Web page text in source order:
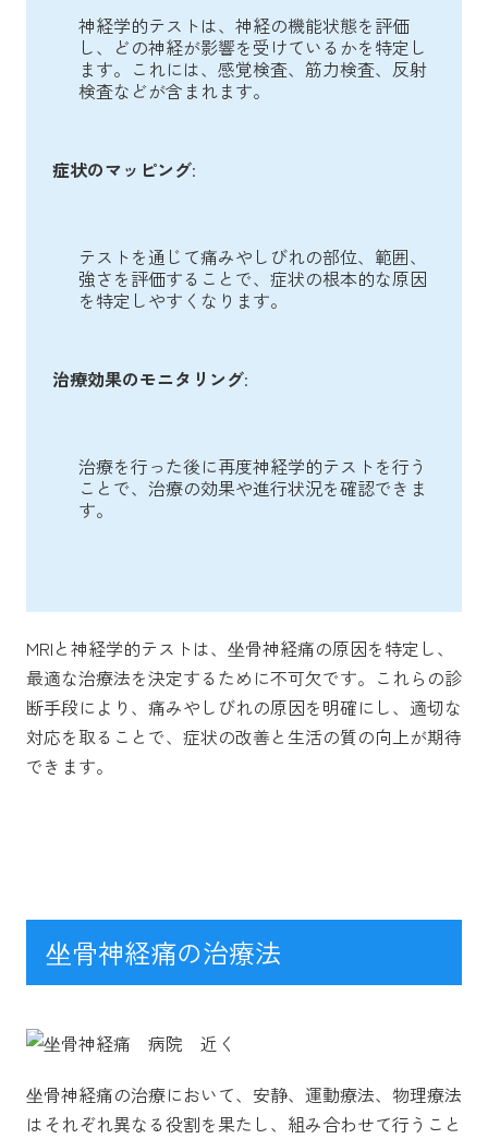
神経学的テストは、神経の機能状態を評価
し、どの神経が影響を受けているかを特定し
ます。これには、感覚検査、筋力検査、反射
検査などが含まれます。
症状のマッピング:
テストを通じて痛みやしびれの部位、範囲、
強さを評価することで、症状の根本的な原因
を特定しやすくなります。
治療効果のモニタリング:
治療を行った後に再度神経学的テストを行う
ことで、治療の効果や進行状況を確認できま
す。
MRIと神経学的テストは、坐骨神経痛の原因を特定し、
最適な治療法を決定するために不可欠です。これらの診
断手段により、痛みやしびれの原因を明確にし、適切な
対応を取ることで、症状の改善と生活の質の向上が期待
できます。
坐骨神経痛の治療法
坐骨神経痛の治療において、安静、運動療法、物理療法
はそれぞれ異なる役割を果たし、組み合わせて行うこと